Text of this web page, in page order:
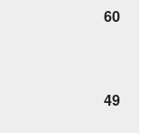
60
49